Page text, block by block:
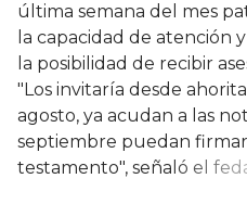
última semana del mes
la capacidad de atención
la posibilidad de recibir
"Los invitaría desde
agosto, ya acudan a las
septiembre puedan
testamento", señaló el